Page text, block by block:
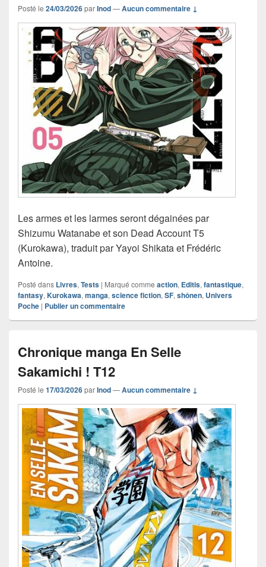
Posté le 24/03/2026parInod—Aucun commentaire ↓
Les armes et les larmes seront dégainées par
Shizumu Watanabe et son Dead Account T5
(Kurokawa), traduit par Yayoi Shikata et Frédéric
Antoine.
Posté dans Livres, Tests | Marqué comme action, Editis, fantastique,
fantasy, Kurokawa, manga, science fiction, SF, shônen, Univers
Poche | Publier un commentaire
Chronique manga En Selle
Sakamichi ! T12
Posté le 17/03/2026parInod—Aucun commentaire ↓